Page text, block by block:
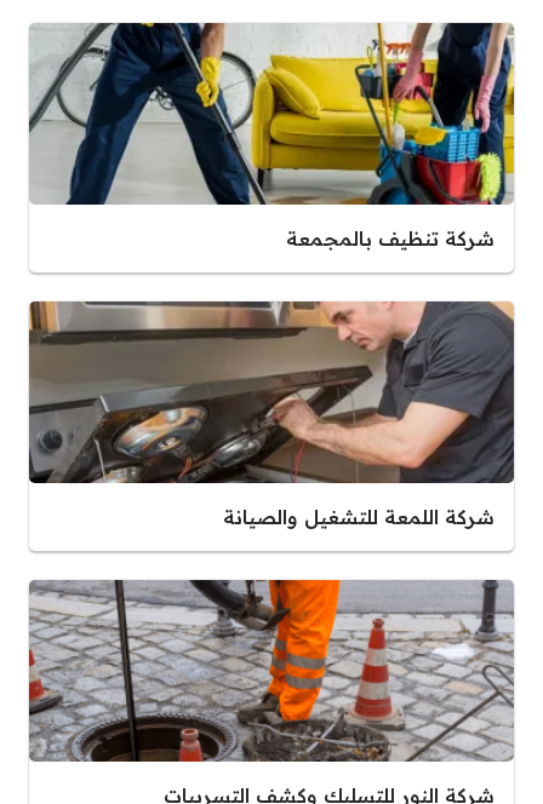
شركة تنظيف بالمجمعة
شركة اللمعة للتشغيل والصيانة
شركة النور للتسليك وكشف التسريبات